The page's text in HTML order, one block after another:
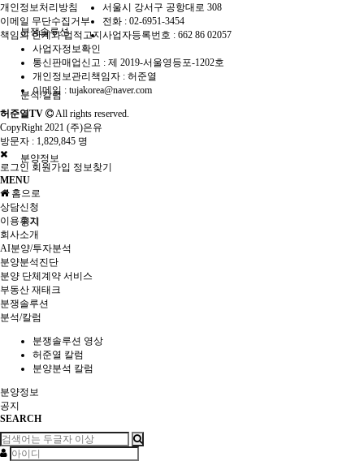
분쟁솔루션
분석/칼럼
분양정보
공지
개인정보처리방침
이메일 무단수집거부
책임의 한계와 법적고지
서울시 강서구 공항대로 308
전화 : 02-6951-3454
사업자등록번호 : 662 86 02057
사업자정보확인
통신판매업신고 : 제 2019-서울영등포-1202호
개인정보관리책임자 : 허준열
이메일 : tujakorea@naver.com
허준열TV
All rights reserved.
CopyRight 2021 (주)은유
방문자 : 1,829,845 명
로그인 회원가입 정보찾기
MENU
홈으로
상담신청
이용후기
회사소개
AI분양/투자분석
분양분석진단
분양 단체계약 서비스
부동산 재태크
분쟁솔루션
분석/칼럼
분쟁솔루션 영상
허준열 칼럼
분양분석 칼럼
분양정보
공지
SEARCH